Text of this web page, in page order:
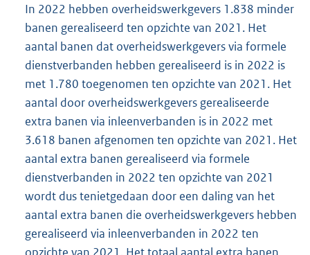
In 2022 hebben overheidswerkgevers 1.838 minder
banen gerealiseerd ten opzichte van 2021. Het
aantal banen dat overheidswerkgevers via formele
dienstverbanden hebben gerealiseerd is in 2022 is
met 1.780 toegenomen ten opzichte van 2021. Het
aantal door overheidswerkgevers gerealiseerde
extra banen via inleenverbanden is in 2022 met
3.618 banen afgenomen ten opzichte van 2021. Het
aantal extra banen gerealiseerd via formele
dienstverbanden in 2022 ten opzichte van 2021
wordt dus tenietgedaan door een daling van het
aantal extra banen die overheidswerkgevers hebben
gerealiseerd via inleenverbanden in 2022 ten
opzichte van 2021. Het totaal aantal extra banen